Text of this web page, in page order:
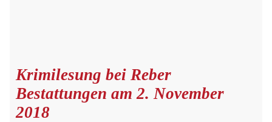
Krimilesung bei Reber
Bestattungen am 2. November
2018